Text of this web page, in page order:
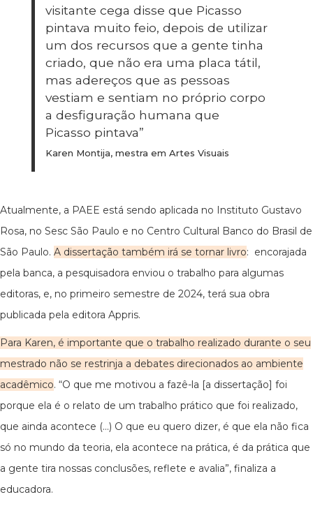
visitante cega disse que Picasso
pintava muito feio, depois de utilizar
um dos recursos que a gente tinha
criado, que não era uma placa tátil,
mas adereços que as pessoas
vestiam e sentiam no próprio corpo
a desfiguração humana que
Picasso pintava”
Karen Montija, mestra em Artes Visuais
Atualmente, a PAEE está sendo aplicada no Instituto Gustavo
Rosa, no Sesc São Paulo e no Centro Cultural Banco do Brasil de
São Paulo. A dissertação também irá se tornar livro: encorajada
pela banca, a pesquisadora enviou o trabalho para algumas
editoras, e, no primeiro semestre de 2024, terá sua obra
publicada pela editora Appris.
Para Karen, é importante que o trabalho realizado durante o seu
mestrado não se restrinja a debates direcionados ao ambiente
acadêmico. “O que me motivou a fazê-la [a dissertação] foi
porque ela é o relato de um trabalho prático que foi realizado,
que ainda acontece (...) O que eu quero dizer, é que ela não fica
só no mundo da teoria, ela acontece na prática, é da prática que
a gente tira nossas conclusões, reflete e avalia”, finaliza a
educadora.